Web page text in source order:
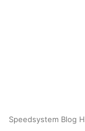
Speedsystem Blog